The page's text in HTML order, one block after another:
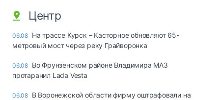
Центр
06.08 На трассе Курск – Касторное обновляют 65-
метровый мост через реку Грайворонка
06.08 Во Фрунзенском районе Владимира МАЗ
протаранил Lada Vesta
06.08 В Воронежской области фирму оштрафовали на